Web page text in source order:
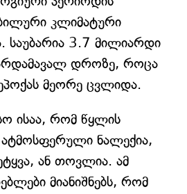
კლიმატური
საუბარია 3.7 მილიარდი
დროზე, როცა
მეორე ცვლიდა.
ისაა, რომ წყლის
ნალექია,
ან თოვლია. ამ
მიანიშნებს, რომ